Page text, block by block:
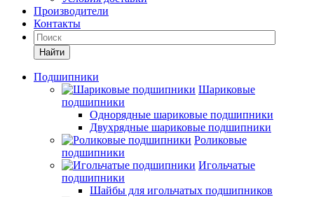
Производители
Контакты
Найти
Подшипники
Шариковые
подшипники
Однорядные шариковые подшипники
Двухрядные шариковые подшипники
Роликовые
подшипники
Игольчатые
подшипники
Шайбы для игольчатых подшипников